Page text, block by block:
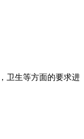
卫生等方面的要求进